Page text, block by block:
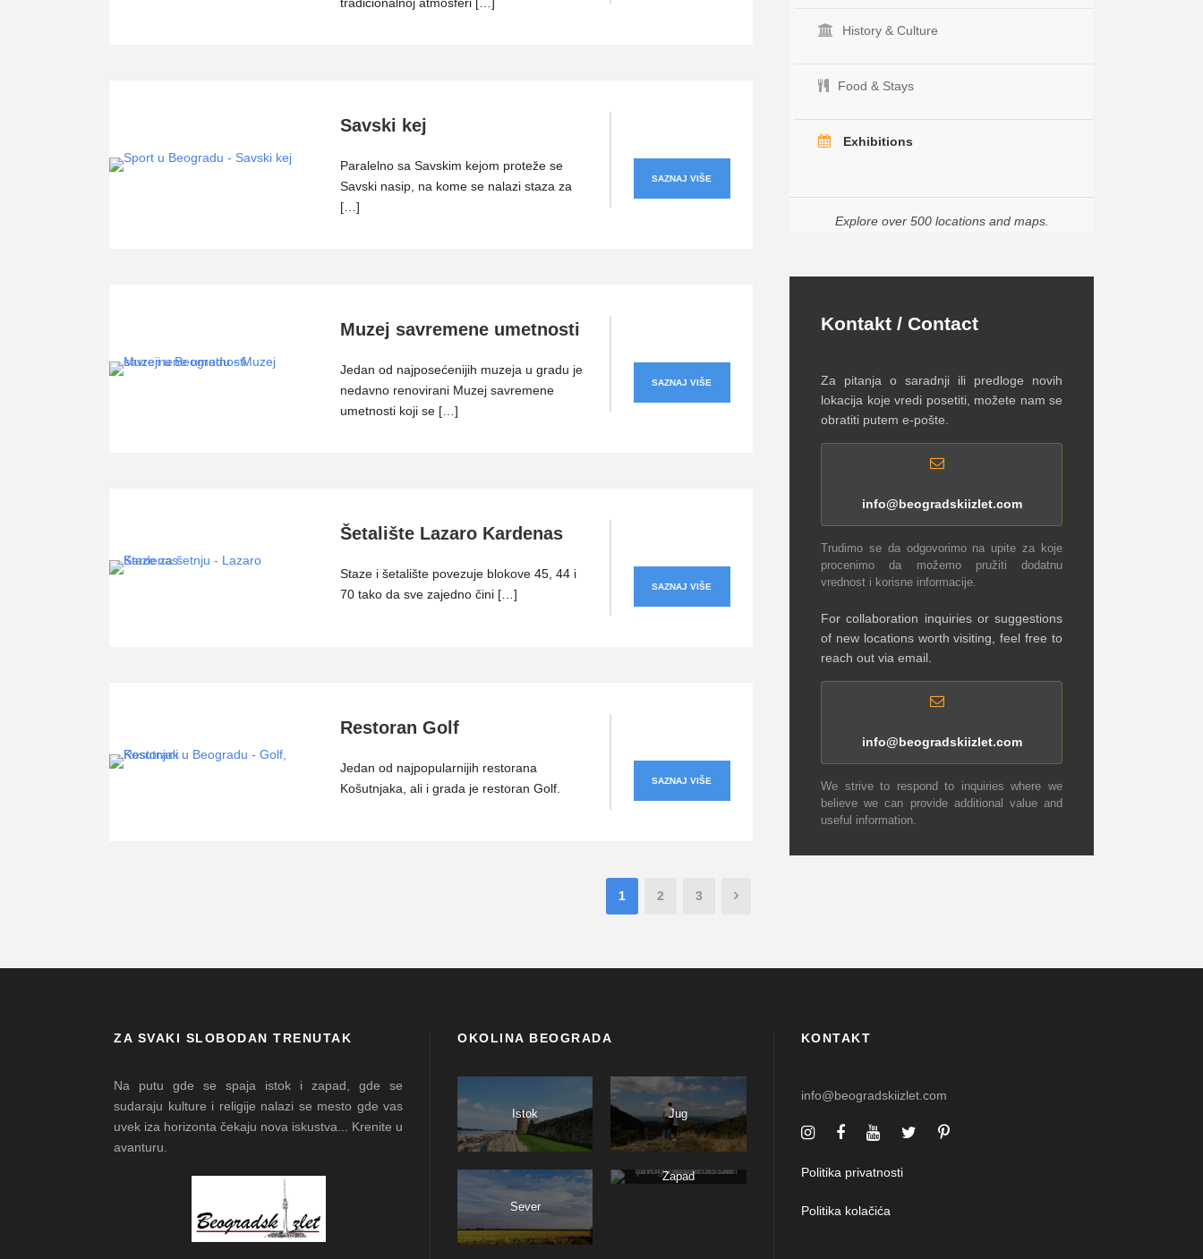
Savski kej
Paralelno sa Savskim kejom proteže se
Savski nasip, na kome se nalazi staza za
[…]
SAZNAJ VIŠE
Muzej savremene umetnosti
Jedan od najposećenijih muzeja u gradu je
nedavno renovirani Muzej savremene
umetnosti koji se […]
SAZNAJ VIŠE
Šetalište Lazaro Kardenas
Staze i šetalište povezuje blokove 45, 44 i
70 tako da sve zajedno čini […]
SAZNAJ VIŠE
Restoran Golf
Jedan od najpopularnijih restorana
Košutnjaka, ali i grada je restoran Golf.
SAZNAJ VIŠE
1 2 3
History & Culture
Food & Stays
Exhibitions
Explore over 500 locations and maps.
Kontakt / Contact
Za pitanja o saradnji ili predloge novih
lokacija koje vredi posetiti, možete nam se
obratiti putem e-pošte.
info@beogradskiizlet.com
Trudimo se da odgovorimo na upite za koje
procenimo da možemo pružiti dodatnu
vrednost i korisne informacije.
For collaboration inquiries or suggestions
of new locations worth visiting, feel free to
reach out via email.
info@beogradskiizlet.com
We strive to respond to inquiries where we
believe we can provide additional value and
useful information.
ZA SVAKI SLOBODAN TRENUTAK
Na putu gde se spaja istok i zapad, gde se
sudaraju kulture i religije nalazi se mesto gde vas
uvek iza horizonta čekaju nova iskustva... Krenite u
avanturu.
OKOLINA BEOGRADA
Istok Jug
Sever
Zapad
KONTAKT
info@beogradskiizlet.com
Politika privatnosti
Politika kolačića